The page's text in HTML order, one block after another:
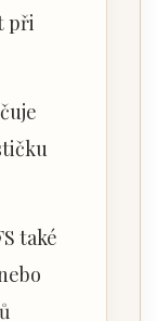
při
také